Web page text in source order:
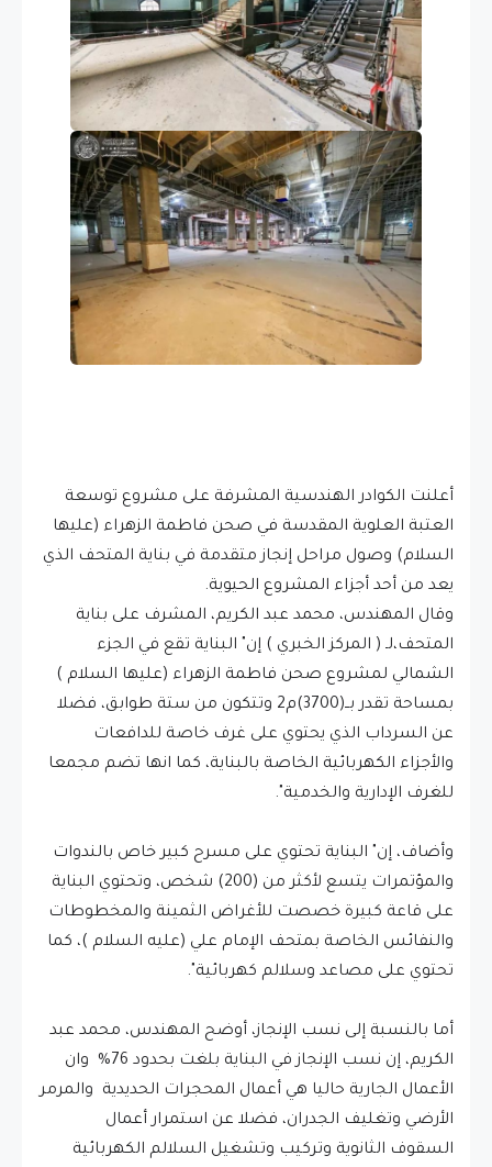
أعلنت الكوادر الهندسية المشرفة على مشروع توسعة
العتبة العلوية المقدسة في صحن فاطمة الزهراء (عليها
السلام) وصول مراحل إنجاز متقدمة في بناية المتحف الذي
يعد من أحد أجزاء المشروع الحيوية.
وقال المهندس، محمد عبد الكريم، المشرف على بناية
المتحف،لـ ( المركز الخبري ) إن" البناية تقع في الجزء
الشمالي لمشروع صحن فاطمة الزهراء (عليها السلام )
بمساحة تقدر بــ(3700)م2 وتتكون من ستة طوابق، فضلا
عن السرداب الذي يحتوي على غرف خاصة للدافعات
والأجزاء الكهربائية الخاصة بالبناية، كما انها تضم مجمعا
للغرف الإدارية والخدمية".
وأضاف، إن" البناية تحتوي على مسرح كبير خاص بالندوات
والمؤتمرات يتسع لأكثر من (200) شخص، وتحتوي البناية
على قاعة كبيرة خصصت للأغراض الثمينة والمخطوطات
والنفائس الخاصة بمتحف الإمام علي (عليه السلام )، كما
تحتوي على مصاعد وسلالم كهربائية".
أما بالنسبة إلى نسب الإنجاز، أوضح المهندس، محمد عبد
الكريم، إن نسب الإنجاز في البناية بلغت بحدود 76% وان
الأعمال الجارية حاليا هي أعمال المحجرات الحديدية والمرمر
الأرضي وتغليف الجدران، فضلا عن استمرار أعمال
السقوف الثانوية وتركيب وتشغيل السلالم الكهربائية